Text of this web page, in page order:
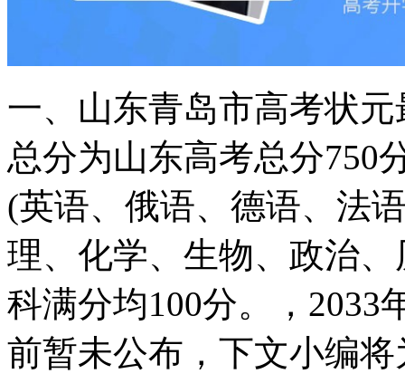
一、山东青岛市高考状
总分为山东高考总分750
(英语、俄语、德语、法
理、化学、生物、政治
科满分均100分。，2033
前暂未公布，下文小编